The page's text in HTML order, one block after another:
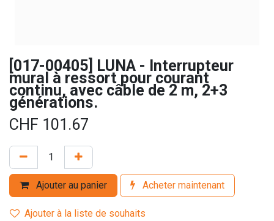
[017-00405] LUNA - Interrupteur
mural à ressort pour courant
continu, avec câble de 2 m, 2+3
générations.
CHF 101.67
Ajouter au panier Acheter maintenant
Ajouter à la liste de souhaits